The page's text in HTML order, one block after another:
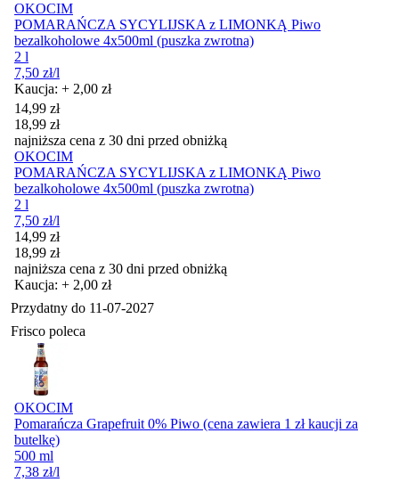
OKOCIM
POMARAŃCZA SYCYLIJSKA z LIMONKĄ Piwo
bezalkoholowe 4x500ml (puszka zwrotna)
2 l
7,50 zł/l
Kaucja: + 2,00 zł
Cena promocyjna
14,99 zł
18,99 zł
najniższa cena z 30 dni przed obniżką
OKOCIM
POMARAŃCZA SYCYLIJSKA z LIMONKĄ Piwo
bezalkoholowe 4x500ml (puszka zwrotna)
2 l
7,50 zł/l
Cena promocyjna
14,99 zł
18,99 zł
najniższa cena z 30 dni przed obniżką
Kaucja: + 2,00 zł
Przydatny do 11-07-2027
Frisco poleca
OKOCIM
Pomarańcza Grapefruit 0% Piwo (cena zawiera 1 zł kaucji za
butelkę)
500 ml
7,38 zł/l